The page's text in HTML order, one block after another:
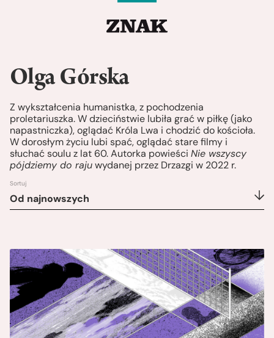
Olga Górska
Z wykształcenia humanistka, z pochodzenia
proletariuszka. W dzieciństwie lubiła grać w piłkę (jako
napastniczka), oglądać Króla Lwa i chodzić do kościoła.
W dorosłym życiu lubi spać, oglądać stare filmy i
słuchać soulu z lat 60. Autorka powieści Nie wszyscy
pójdziemy do rajuwydanej przez Drzazgi w 2022 r.
Sortuj
Od najnowszych